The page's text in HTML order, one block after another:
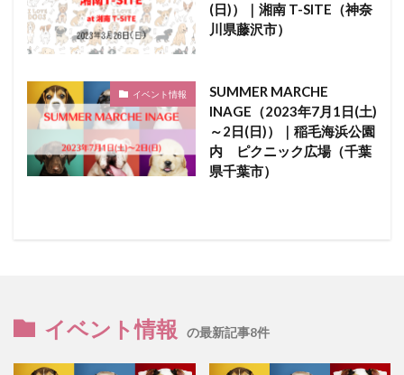
(日)）｜湘南 T-SITE（神奈
川県藤沢市）
イベント情報
SUMMER MARCHE
INAGE（2023年7月1日(土)
～2日(日)）｜稲毛海浜公園
内 ピクニック広場（千葉
県千葉市）
イベント情報 の最新記事8件